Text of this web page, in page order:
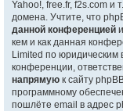
Yahoo!, free.fr, f2s.com и
домена. Учтите, что
данной конференцией
кем и как данная
Limited по юридическим
конференции,
напрямую к сайту
программному
пошлёте email в адрес